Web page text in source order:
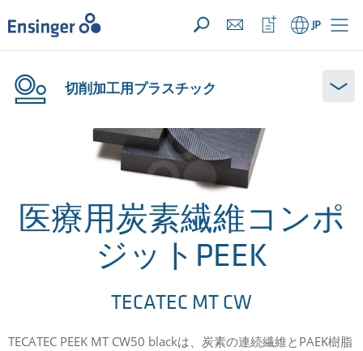
お問い合わせリスト ({{productCount}} 件の素材)開く
ホ
ー
ム
JP
ウ
ォ
ッ
を
開
く
切削加工用プラスチック
医療用炭素繊維コンポ
ジットPEEK
TECATEC MT CW
TECATEC PEEK MT CW50 blackは、炭素の連続繊維とPAEK樹脂